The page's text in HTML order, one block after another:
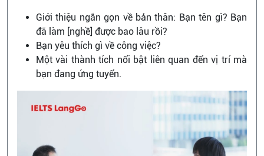
Giới thiệu ngắn gọn về bản thân: Bạn tên gì? Bạn
đã làm [nghề] được bao lâu rồi?
Bạn yêu thích gì về công việc?
Một vài thành tích nổi bật liên quan đến vị trí mà
bạn đang ứng tuyển.